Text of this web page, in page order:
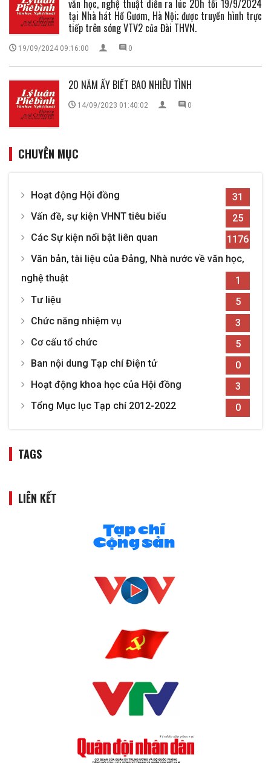
văn học, nghệ thuật diễn ra lúc 20h tối 19/9/2024
tại Nhà hát Hồ Gươm, Hà Nội; được truyền hình trực
tiếp trên sóng VTV2 của Đài THVN.
19/09/2024 09:16:00 0
20 NĂM ẤY BIẾT BAO NHIÊU TÌNH
14/09/2023 01:40:02 0
CHUYÊN MỤC
Hoạt động Hội đồng
31
Vấn đề, sự kiện VHNT tiêu biểu
25
Các Sự kiện nổi bật liên quan
1176
Văn bản, tài liệu của Đảng, Nhà nước về văn học,
nghệ thuật
1
Tư liệu
5
Chức năng nhiệm vụ
3
Cơ cấu tổ chức
5
Ban nội dung Tạp chí Điện tử
0
Hoạt động khoa học của Hội đồng
3
Tổng Mục lục Tạp chí 2012-2022
0
TAGS
LIÊN KẾT